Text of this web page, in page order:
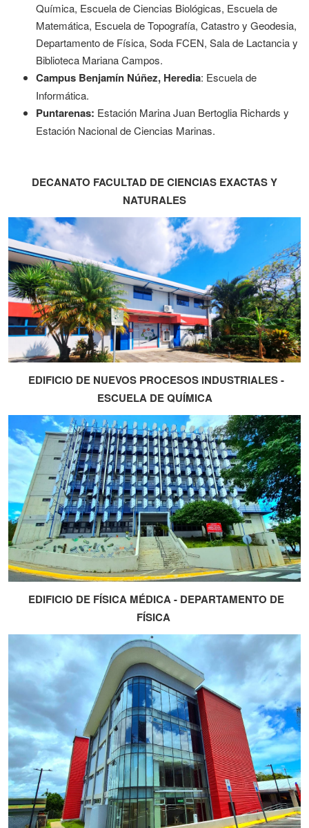
Química, Escuela de Ciencias Biológicas, Escuela de
Matemática, Escuela de Topografía, Catastro y Geodesia,
Departamento de Física, Soda FCEN, Sala de Lactancia y
Biblioteca Mariana Campos.
Campus Benjamín Núñez, Heredia: Escuela de
Informática.
Puntarenas: Estación Marina Juan Bertoglia Richards y
Estación Nacional de Ciencias Marinas.
DECANATO FACULTAD DE CIENCIAS EXACTAS Y
NATURALES
EDIFICIO DE NUEVOS PROCESOS INDUSTRIALES -
ESCUELA DE QUÍMICA
EDIFICIO DE FÍSICA MÉDICA - DEPARTAMENTO DE
FÍSICA